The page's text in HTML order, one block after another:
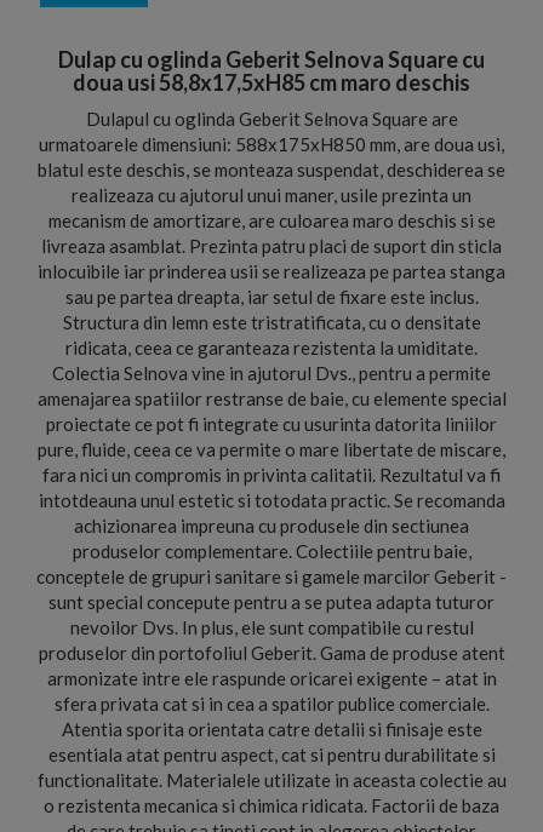
Dulap cu oglinda Geberit Selnova Square cu
doua usi 58,8x17,5xH85 cm maro deschis
Dulapul cu oglinda Geberit Selnova Square are
urmatoarele dimensiuni: 588x175xH850 mm, are doua usi,
blatul este deschis, se monteaza suspendat, deschiderea se
realizeaza cu ajutorul unui maner, usile prezinta un
mecanism de amortizare, are culoarea maro deschis si se
livreaza asamblat. Prezinta patru placi de suport din sticla
inlocuibile iar prinderea usii se realizeaza pe partea stanga
sau pe partea dreapta, iar setul de fixare este inclus.
Structura din lemn este tristratificata, cu o densitate
ridicata, ceea ce garanteaza rezistenta la umiditate.
Colectia Selnova vine in ajutorul Dvs., pentru a permite
amenajarea spatiilor restranse de baie, cu elemente special
proiectate ce pot fi integrate cu usurinta datorita liniilor
pure, fluide, ceea ce va permite o mare libertate de miscare,
fara nici un compromis in privinta calitatii. Rezultatul va fi
intotdeauna unul estetic si totodata practic. Se recomanda
achizionarea impreuna cu produsele din sectiunea
produselor complementare. Colectiile pentru baie,
conceptele de grupuri sanitare si gamele marcilor Geberit -
sunt special concepute pentru a se putea adapta tuturor
nevoilor Dvs. In plus, ele sunt compatibile cu restul
produselor din portofoliul Geberit. Gama de produse atent
armonizate intre ele raspunde oricarei exigente – atat in
sfera privata cat si in cea a spatilor publice comerciale.
Atentia sporita orientata catre detalii si finisaje este
esentiala atat pentru aspect, cat si pentru durabilitate si
functionalitate. Materialele utilizate in aceasta colectie au
o rezistenta mecanica si chimica ridicata. Factorii de baza